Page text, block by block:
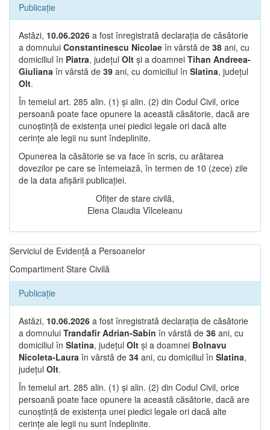
Publicație
Astăzi, 10.06.2026 a fost înregistrată declarația de căsătorie
a domnului Constantinescu Nicolae în vârstă de 38 ani, cu
domiciliul în Piatra, județul Olt și a doamnei Tihan Andreea-
Giuliana în vârstă de 39 ani, cu domiciliul în Slatina, județul
Olt.
În temeiul art. 285 alin. (1) și alin. (2) din Codul Civil, orice
persoană poate face opunere la această căsătorie, dacă are
cunoștință de existența unei piedici legale ori dacă alte
cerințe ale legii nu sunt îndeplinite.
Opunerea la căsătorie se va face în scris, cu arătarea
dovezilor pe care se întemeiază, în termen de 10 (zece) zile
de la data afișării publicației.
Ofițer de stare civilă,
Elena Claudia Vîlceleanu
Serviciul de Evidență a Persoanelor
Compartiment Stare Civilă
Publicație
Astăzi, 10.06.2026 a fost înregistrată declarația de căsătorie
a domnului Trandafir Adrian-Sabin în vârstă de 36 ani, cu
domiciliul în Slatina, județul Olt și a doamnei Bolnavu
Nicoleta-Laura în vârstă de 34 ani, cu domiciliul în Slatina,
județul Olt.
În temeiul art. 285 alin. (1) și alin. (2) din Codul Civil, orice
persoană poate face opunere la această căsătorie, dacă are
cunoștință de existența unei piedici legale ori dacă alte
cerințe ale legii nu sunt îndeplinite.